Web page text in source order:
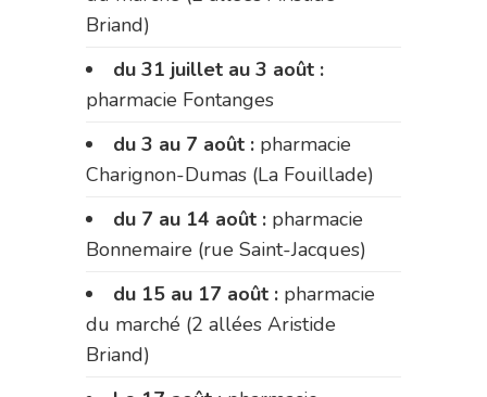
Briand)
du 31 juillet au 3 août :
pharmacie Fontanges
du 3 au 7 août : pharmacie
Charignon-Dumas (La Fouillade)
du 7 au 14 août : pharmacie
Bonnemaire (rue Saint-Jacques)
du 15 au 17 août : pharmacie
du marché (2 allées Aristide
Briand)